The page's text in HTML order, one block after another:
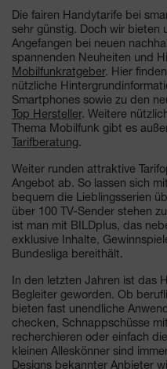
Die fairen Handytarife bei
sehr günstig. Doch wir bieten
Angefangen bei neuen
spannenden Neuheiten und
Mobilfunkratgeber. Hier
nützliche
Smartphones sowie zu den
Top Hersteller. Weitere
Thema Mobilfunk gibt es
Tarifberatung.
Weiter runden attraktive
Angebot ab. So lassen sich
bequem die Lieblingsserien
über 100 TV-Sender stehen
ist man mit BILDplus, das
exklusive Inhalte,
Bundesliga bereithält.
In den letzten Jahren ist das
Begleiter geworden. Ob
bieten fast unendliche
checken, Schnappschüsse
recherchieren oder einfach
kleinen Alleskönner sind
Designs bekannter Anbieter